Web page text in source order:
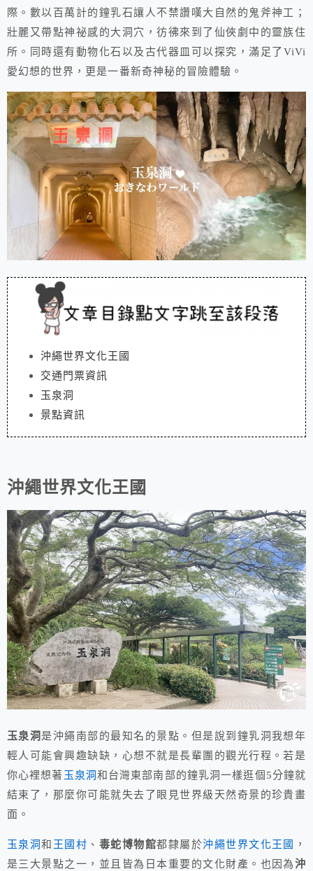
際。數以百萬計的鐘乳石讓人不禁讚嘆大自然的鬼斧神工；
壯麗又帶點神祕感的大洞穴，彷彿來到了仙俠劇中的靈族住
所。同時還有動物化石以及古代器皿可以探究，滿足了ViVi
愛幻想的世界，更是一番新奇神秘的冒險體驗。
沖繩世界文化王國
交通門票資訊
玉泉洞
景點資訊
沖繩世界文化王國
玉泉洞 是沖繩南部的最知名的景點。但是說到鐘乳洞我想年
輕人可能會興趣缺缺，心想不就是長輩團的觀光行程。若是
你心裡想著 玉泉洞 和台灣東部南部的鐘乳洞一樣逛個5分鐘就
結束了，那麼你可能就失去了眼見世界級天然奇景的珍貴畫
面。
玉泉洞和 王國村 、 毒蛇博物館都隸屬於沖繩世界文化王國
，
是三大景點之一，並且皆為日本重要的文化財產。也因為沖